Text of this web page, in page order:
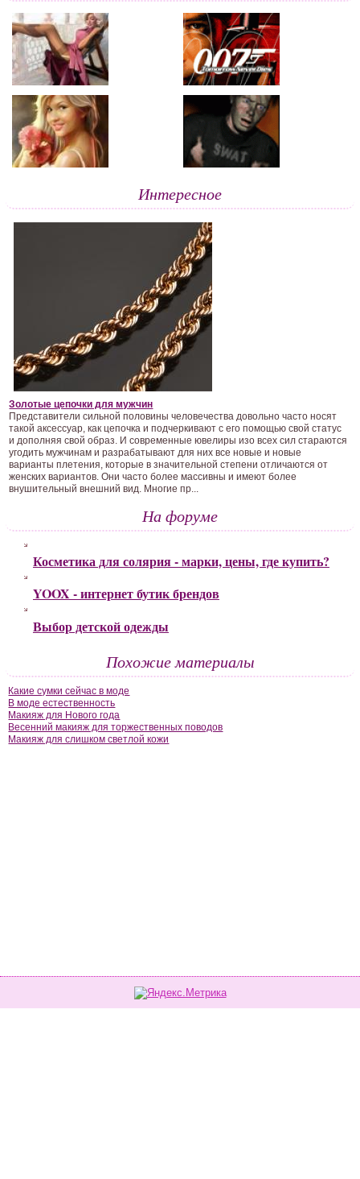
Интересное
Золотые цепочки для мужчин
Представители сильной половины человечества довольно часто носят
такой аксессуар, как цепочка и подчеркивают с его помощью свой статус
и дополняя свой образ. И современные ювелиры изо всех сил стараются
угодить мужчинам и разрабатывают для них все новые и новые
варианты плетения, которые в значительной степени отличаются от
женских вариантов. Они часто более массивны и имеют более
внушительный внешний вид. Многие пр...
На форуме
Косметика для солярия - марки, цены, где купить?
YOOX - интернет бутик брендов
Выбор детской одежды
Похожие материалы
Какие сумки сейчас в моде
В моде естественность
Макияж для Нового года
Весенний макияж для торжественных поводов
Макияж для слишком светлой кожи